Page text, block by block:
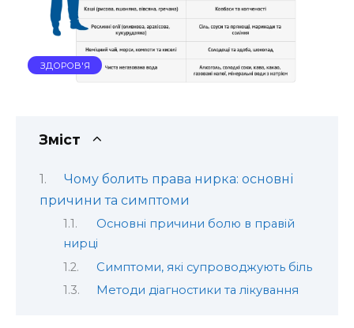
ЗДОРОВ'Я
Зміст
Чому болить права нирка: основні
причини та симптоми
Основні причини болю в правій
нирці
Симптоми, які супроводжують біль
Методи діагностики та лікування